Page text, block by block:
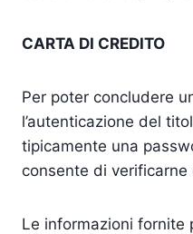
CARTA DI CREDITO
Per poter concludere
l’autenticazione del
tipicamente una
consente di verificarne
Le informazioni fornite